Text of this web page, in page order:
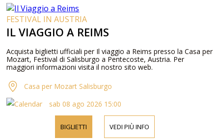
FESTIVAL IN AUSTRIA
IL VIAGGIO A REIMS
Acquista biglietti ufficiali per Il viaggio a Reims presso la Casa per
Mozart, Festival di Salisburgo a Pentecoste, Austria. Per
maggiori informazioni visita il nostro sito web.
Casa per Mozart Salisburgo
sab 08 ago 2026 15:00
BIGLIETTI VEDI PIÙ INFO